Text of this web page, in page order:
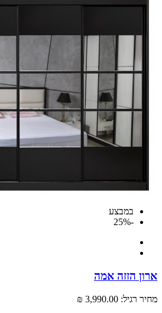
במבצע
הזזה אמה
רגיל: 3,990.00 ₪